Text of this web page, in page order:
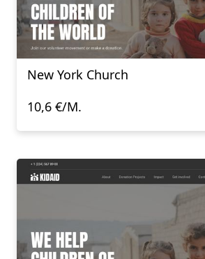
New York Church
10,6 €/M.